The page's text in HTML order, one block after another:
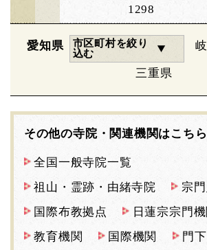
1298
愛知県
市区町村を絞り
込む
三重県
その他の寺院・関連機関はこちら
全国一般寺院一覧
祖山・霊跡・由緒寺院
宗
国際布教拠点
日蓮宗宗門機
教育機関
国際機関
門